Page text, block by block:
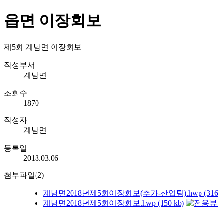
읍면 이장회보
제5회 계남면 이장회보
작성부서
계남면
조회수
1870
작성자
계남면
등록일
2018.03.06
첨부파일(2)
계남면2018년제5회이장회보(추가-산업팀).hwp
계남면2018년제5회이장회보.hwp (150 kb)